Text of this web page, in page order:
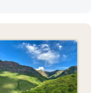
11-ի փոփոխված
17:00 Երևան